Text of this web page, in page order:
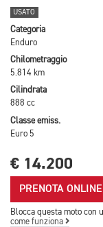
USATO
Categoria
Enduro
Chilometraggio
5.814 km
Cilindrata
888 cc
Classe emiss.
Euro 5
€ 14.200
PRENOTA ONLINE
Blocca questa moto con
come funziona